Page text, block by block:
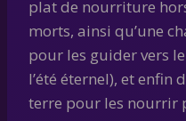
plat de nourriture
morts, ainsi qu’une
pour les guider vers
l’été éternel), et enfin
terre pour les nourrir